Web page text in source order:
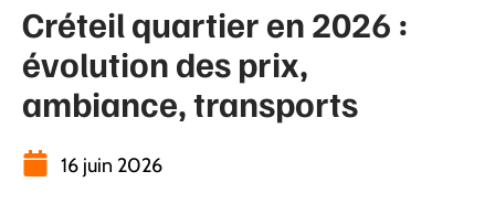
Créteil quartier en 2026 :
évolution des prix,
ambiance, transports
16 juin 2026